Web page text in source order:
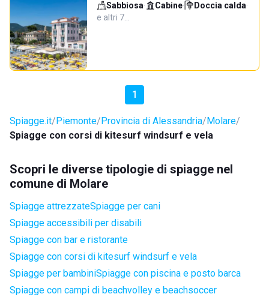
Sabbiosa· Cabine· Doccia calda·
e altri 7…
1
Spiagge.it Piemonte Provincia di Alessandria Molare
Spiagge con corsi di kitesurf windsurf e vela
Scopri le diverse tipologie di spiagge nel
comune di Molare
Spiagge attrezzateSpiagge per cani
Spiagge accessibili per disabili
Spiagge con bar e ristorante
Spiagge con corsi di kitesurf windsurf e vela
Spiagge per bambiniSpiagge con piscina e posto barca
Spiagge con campi di beachvolley e beachsoccer